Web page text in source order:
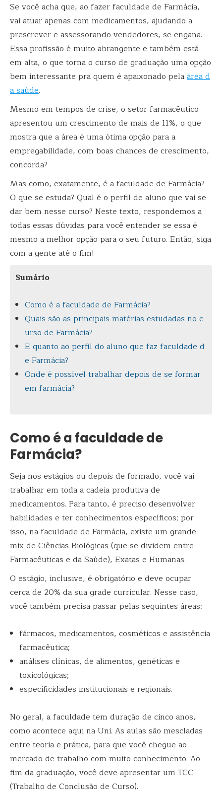
Se você acha que, ao fazer faculdade de Farmácia,
vai atuar apenas com medicamentos, ajudando a
prescrever e assessorando vendedores, se engana.
Essa profissão é muito abrangente e também está
em alta, o que torna o curso de graduação uma opção
bem interessante pra quem é apaixonado pelaárea d
a saúde.
Mesmo em tempos de crise, o setor farmacêutico
apresentou um crescimento de mais de 11%, o que
mostra que a área é uma ótima opção para a
empregabilidade, com boas chances de crescimento,
concorda?
Mas como, exatamente, é a faculdade de Farmácia?
O que se estuda? Qual é o perfil de aluno que vai se
dar bem nesse curso? Neste texto, respondemos a
todas essas dúvidas para você entender se essa é
mesmo a melhor opção para o seu futuro. Então, siga
com a gente até o fim!
Sumário
Como é a faculdade de Farmácia?
Quais são as principais matérias estudadas no c
urso de Farmácia?
E quanto ao perfil do aluno que faz faculdade d
e Farmácia?
Onde é possível trabalhar depois de se formar
em farmácia?
Como é a faculdade de
Farmácia?
Seja nos estágios ou depois de formado, você vai
trabalhar em toda a cadeia produtiva de
medicamentos. Para tanto, é preciso desenvolver
habilidades e ter conhecimentos específicos; por
isso, na faculdade de Farmácia, existe um grande
mix de Ciências Biológicas (que se dividem entre
Farmacêuticas e da Saúde), Exatas e Humanas.
O estágio, inclusive, é obrigatório e deve ocupar
cerca de 20% da sua grade curricular. Nesse caso,
você também precisa passar pelas seguintes áreas:
fármacos, medicamentos, cosméticos e assistência
farmacêutica;
análises clínicas, de alimentos, genéticas e
toxicológicas;
especificidades institucionais e regionais.
No geral, a faculdade tem duração de cinco anos,
como acontece aqui na Uni. As aulas são mescladas
entre teoria e prática, para que você chegue ao
mercado de trabalho com muito conhecimento. Ao
fim da graduação, você deve apresentar um TCC
(Trabalho de Conclusão de Curso).